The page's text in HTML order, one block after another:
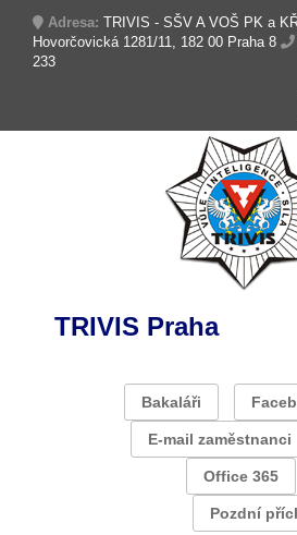
Adresa: TRIVIS - SŠV A VOŠ PK a
Hovorčovická 1281/11, 182 00 Praha 8
233
TRIVIS Praha
Bakaláři
E-mail zaměstnanci
Office 365
Pozdní